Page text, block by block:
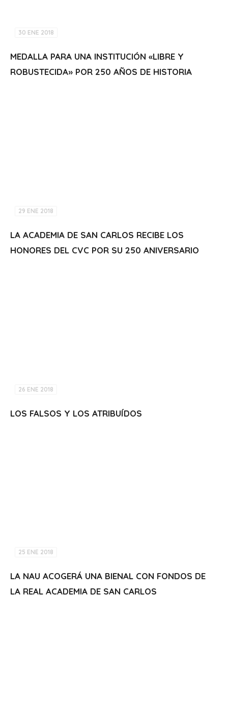
30 ENE 2018
MEDALLA PARA UNA INSTITUCIÓN «LIBRE Y
ROBUSTECIDA» POR 250 AÑOS DE HISTORIA
29 ENE 2018
LA ACADEMIA DE SAN CARLOS RECIBE LOS
HONORES DEL CVC POR SU 250 ANIVERSARIO
26 ENE 2018
LOS FALSOS Y LOS ATRIBUÍDOS
25 ENE 2018
LA NAU ACOGERÁ UNA BIENAL CON FONDOS DE
LA REAL ACADEMIA DE SAN CARLOS